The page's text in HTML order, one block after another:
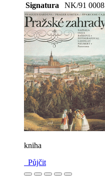
Signatura
NK/91 0008
kniha
Půjčit